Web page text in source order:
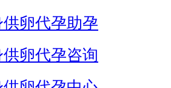
卵代孕助孕
卵代孕咨询